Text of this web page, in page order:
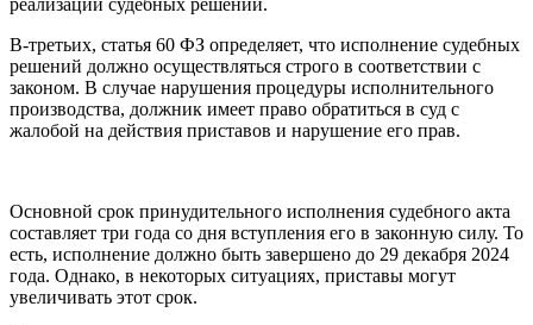
В-третьих, статья 60 ФЗ определяет, что исполнение судебных
решений должно осуществляться строго в соответствии с
законом. В случае нарушения процедуры исполнительного
производства, должник имеет право обратиться в суд с
жалобой на действия приставов и нарушение его прав.
Основной срок принудительного исполнения судебного акта
составляет три года со дня вступления его в законную силу. То
есть, исполнение должно быть завершено до 29 декабря 2024
года. Однако, в некоторых ситуациях, приставы могут
увеличивать этот срок.